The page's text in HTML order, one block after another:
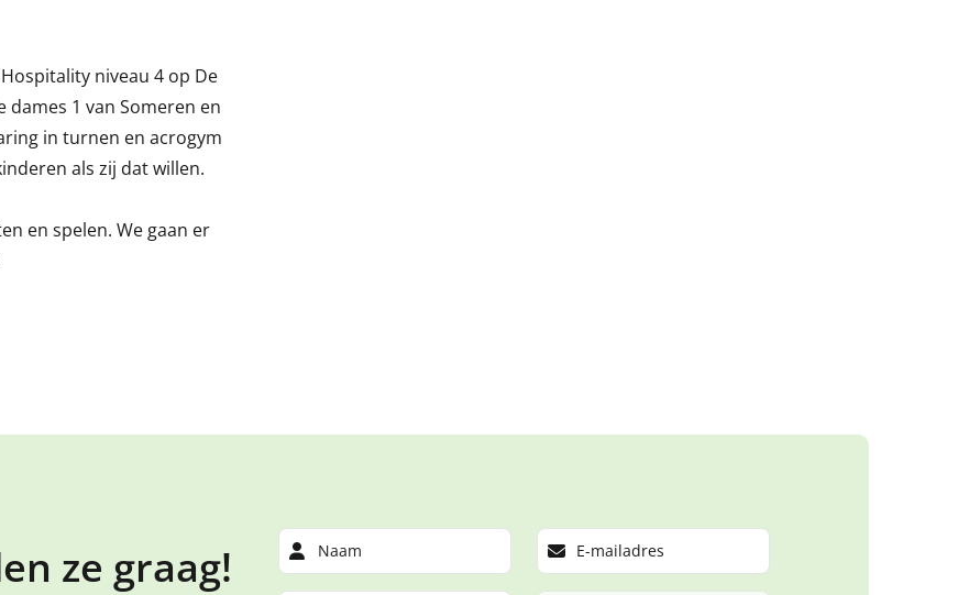
niveau 4 op De
dames 1 van Someren en
in turnen en acrogym
als zij dat willen.
en spelen. We gaan er
ze graag!